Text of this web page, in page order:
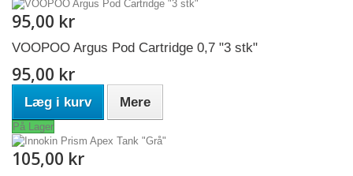
95,00 kr
VOOPOO Argus Pod Cartridge 0,7 "3 stk"
95,00 kr
Læg i kurv Mere
På Lager
105,00 kr